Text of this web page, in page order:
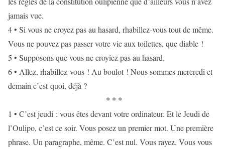
jamais vue.
4 • Si vous ne croyez pas au hasard, rhabillez-vous tout de même.
Vous ne pouvez pas passer votre vie aux toilettes, que diable !
5 • Supposons que vous ne croyiez pas au hasard.
6 • Allez, rhabillez-vous ! Au boulot ! Nous sommes mercredi et
demain c’est quoi, déjà ?
* * *
1 • C’est jeudi : vous êtes devant votre ordinateur. Et le Jeudi de
l’Oulipo, c’est ce soir. Vous posez un premier mot. Une première
phrase. Un paragraphe, même. C’est nul. Vous rayez. Vous vous